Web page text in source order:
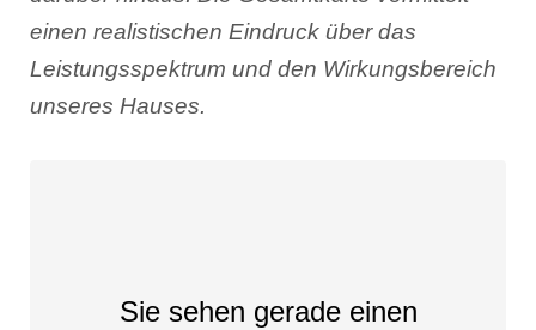
einen realistischen Eindruck über das
Leistungsspektrum und den Wirkungsbereich
unseres Hauses.
Sie sehen gerade einen